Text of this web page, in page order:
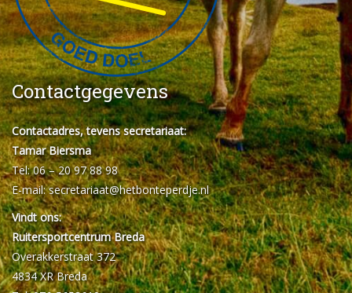
Contactgegevens
Contactadres, tevens secretariaat:
Tamar Biersma
Tel: 06 – 20 97 88 98
E-mail:secretariaat@hetbonteperdje.nl
Vindt ons:
Ruitersportcentrum Breda
Overakkerstraat 372
4834 XR Breda